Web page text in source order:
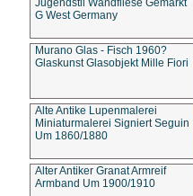
Jugendstil Wandfliese Gemarkt
G West Germany
Murano Glas - Fisch 1960?
Glaskunst Glasobjekt Mille Fiori
Alte Antike Lupenmalerei
Miniaturmalerei Signiert Seguin
Um 1860/1880
Alter Antiker Granat Armreif
Armband Um 1900/1910